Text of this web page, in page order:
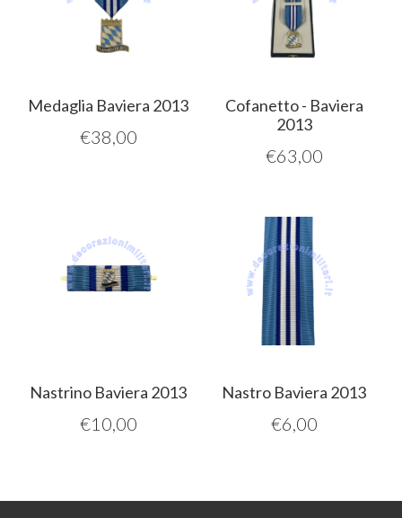
Medaglia Baviera 2013
€38,00
Cofanetto - Baviera
2013
€63,00
Nastrino Baviera 2013
€10,00
Nastro Baviera 2013
€6,00